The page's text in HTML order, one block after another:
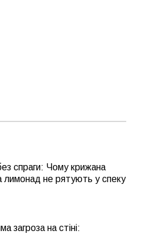
спраги: Чому крижана
лимонад не рятують у спеку
загроза на стіні: